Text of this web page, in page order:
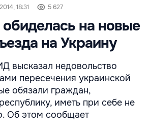
18:31 5 627
на новые
на Украину
высказал недовольство
пересечения украинской
обязали граждан,
иметь при себе не
Об этом сообщает